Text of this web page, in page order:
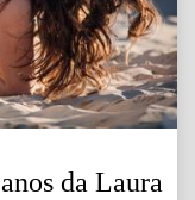
da Laura